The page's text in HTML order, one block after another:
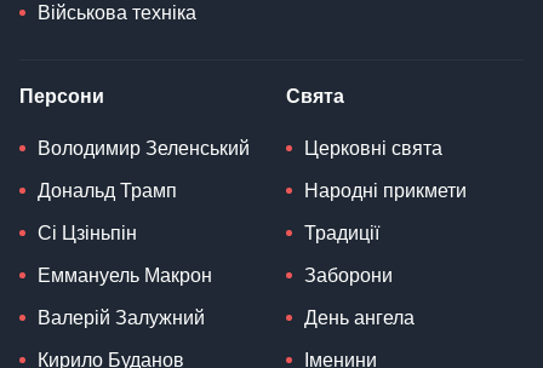
Військова техніка
Персони
Володимир Зеленський
Дональд Трамп
Сі Цзіньпін
Еммануель Макрон
Валерій Залужний
Кирило Буданов
Свята
Церковні свята
Народні прикмети
Традиції
Заборони
День ангела
Іменини